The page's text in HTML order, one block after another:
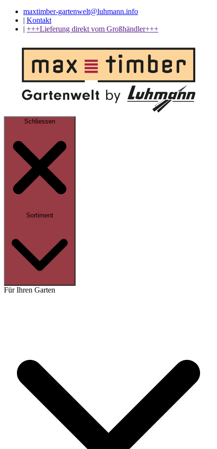
maxtimber-gartenwelt@luhmann.info
| Kontakt
| +++Lieferung direkt vom Großhändler+++
Schliessen
Sortiment
Für Ihren Garten